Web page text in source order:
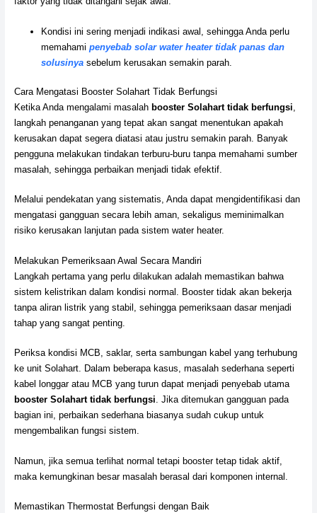
Kondisi ini sering menjadi indikasi awal, sehingga Anda perlu
memahami penyebab solar water heater tidak panas dan
solusinyasebelum kerusakan semakin parah.
Cara Mengatasi Booster Solahart Tidak Berfungsi
Ketika Anda mengalami masalah booster Solahart tidak berfungsi,
langkah penanganan yang tepat akan sangat menentukan apakah
kerusakan dapat segera diatasi atau justru semakin parah. Banyak
pengguna melakukan tindakan terburu-buru tanpa memahami sumber
masalah, sehingga perbaikan menjadi tidak efektif.
Melalui pendekatan yang sistematis, Anda dapat mengidentifikasi dan
mengatasi gangguan secara lebih aman, sekaligus meminimalkan
risiko kerusakan lanjutan pada sistem water heater.
Melakukan Pemeriksaan Awal Secara Mandiri
Langkah pertama yang perlu dilakukan adalah memastikan bahwa
sistem kelistrikan dalam kondisi normal. Booster tidak akan bekerja
tanpa aliran listrik yang stabil, sehingga pemeriksaan dasar menjadi
tahap yang sangat penting.
Periksa kondisi MCB, saklar, serta sambungan kabel yang terhubung
ke unit Solahart. Dalam beberapa kasus, masalah sederhana seperti
kabel longgar atau MCB yang turun dapat menjadi penyebab utama
booster Solahart tidak berfungsi. Jika ditemukan gangguan pada
bagian ini, perbaikan sederhana biasanya sudah cukup untuk
mengembalikan fungsi sistem.
Namun, jika semua terlihat normal tetapi booster tetap tidak aktif,
maka kemungkinan besar masalah berasal dari komponen internal.
Memastikan Thermostat Berfungsi dengan Baik